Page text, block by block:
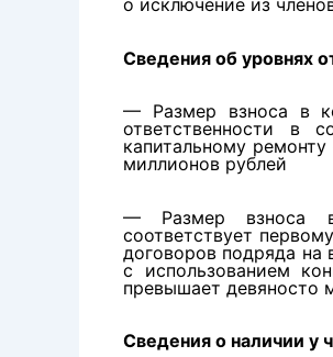
о исключение из
Сведения об уровнях
— Размер взноса в
ответственности в
капитальному
миллионов рублей
— Размер взноса в
соответствует
договоров подряда на
с использованием
превышает девяносто
Сведения о наличии у